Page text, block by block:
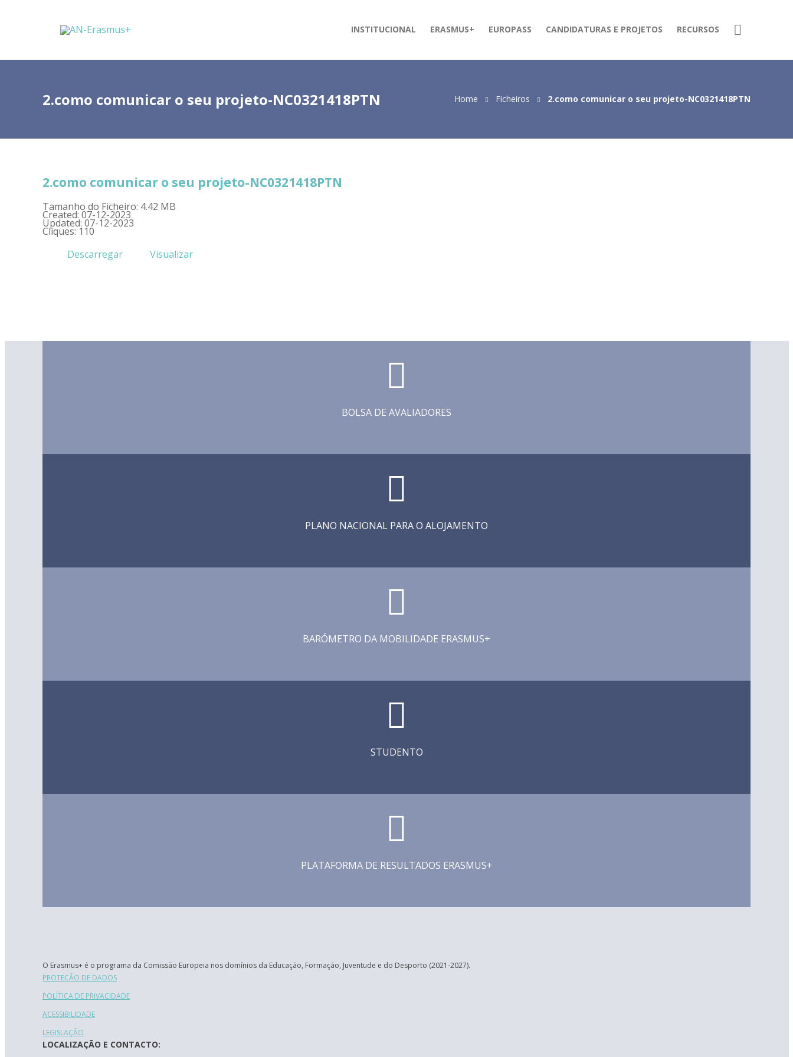
INSTITUCIONAL ERASMUS+ EUROPASS CANDIDATURAS E PROJETOS RECURSOS
2.como comunicar o seu projeto-NC0321418PTN Home Ficheiros 2.como comunicar o seu projeto-NC0321418PTN
2.como comunicar o seu projeto-NC0321418PTN
Tamanho do Ficheiro: 4.42 MB
Created: 07-12-2023
Updated: 07-12-2023
Cliques: 110
Descarregar
Visualizar
BOLSA DE AVALIADORES
PLANO NACIONAL PARA O ALOJAMENTO
BARÓMETRO DA MOBILIDADE ERASMUS+
STUDENTO
PLATAFORMA DE RESULTADOS ERASMUS+
O Erasmus+ é o programa da Comissão Europeia nos domínios da Educação, Formação, Juventude e do Desporto (2021-2027).
PROTEÇÃO DE DADOS
POLÍTICA DE PRIVACIDADE
ACESSIBILIDADE
LEGISLAÇÃO
LOCALIZAÇÃO E CONTACTO: